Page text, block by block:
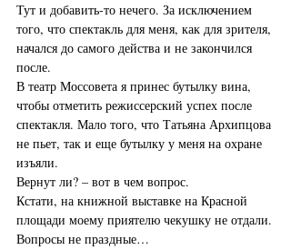
Тут и добавить-то нечего. За исключением
того, что спектакль для меня, как для зрителя,
начался до самого действа и не закончился
после.
В театр Моссовета я принес бутылку вина,
чтобы отметить режиссерский успех после
спектакля. Мало того, что Татьяна Архипцова
не пьет, так и еще бутылку у меня на охране
изъяли.
Вернут ли? – вот в чем вопрос.
Кстати, на книжной выставке на Красной
площади моему приятелю чекушку не отдали.
Вопросы не праздные…